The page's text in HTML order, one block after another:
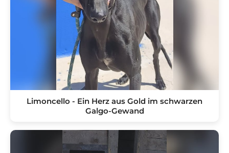
Limoncello - Ein Herz aus Gold im schwarzen
Galgo-Gewand